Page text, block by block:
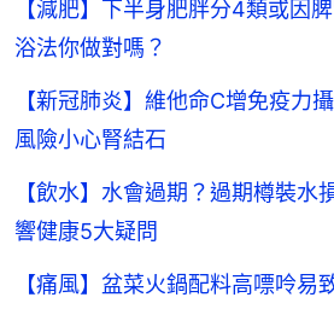
【減肥】下半身肥胖分4類或因
浴法你做對嗎？
【新冠肺炎】維他命C增免疫力
風險小心腎結石
【飲水】水會過期？過期樽裝水
響健康5大疑問
【痛風】盆菜火鍋配料高嘌呤